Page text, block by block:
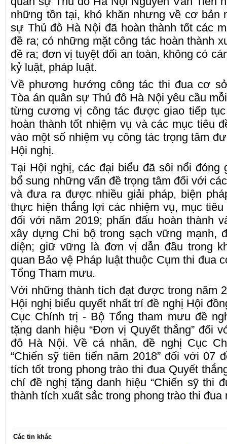
những tồn tại, khó khăn nhưng về cơ bản
sự Thủ đô Hà Nội đã hoàn thành tốt các
đề ra; có những mặt công tác hoàn thành
đề ra; đơn vị tuyệt đối an toàn, không có
kỷ luật, pháp luật.
Về phương hướng công tác thi đua cơ
Tòa án quân sự Thủ đô Hà Nội yêu cầu
từng cương vị công tác được giao tiếp
hoàn thành tốt nhiệm vụ và các mục tiêu
vào một số nhiệm vụ công tác trọng tâm
Hội nghị.
Tại Hội nghị, các đại biểu đã sôi nổi đóng
bổ sung những vấn đề trọng tâm đối với
và đưa ra được nhiều giải pháp, biện
thực hiện thắng lợi các nhiệm vụ, mục
đối với năm 2019; phấn đấu hoàn thành
xây dựng Chi bộ trong sạch vững mạnh,
diện; giữ vững là đơn vị dẫn đầu trong
quan Bảo vệ Pháp luật thuộc Cụm thi đua
Tổng Tham mưu.
Với những thành tích đạt được trong năm
Hội nghị biểu quyết nhất trí đề nghị Hội
Cục Chính trị - Bộ Tổng tham mưu đề
tặng danh hiệu “Đơn vị Quyết thắng” đối
đô Hà Nội. Về cá nhân, đề nghị Cục
“Chiến sỹ tiên tiến năm 2018” đối với 07
tích tốt trong phong trào thi đua Quyết
chí đề nghị tặng danh hiệu “Chiến sỹ thi
thành tích xuất sắc trong phong trào thi đua
Các tin khác